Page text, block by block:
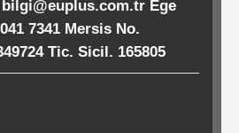
bilgi@euplus.com.tr Ege
7341 Mersis No.
Tic. Sicil. 165805